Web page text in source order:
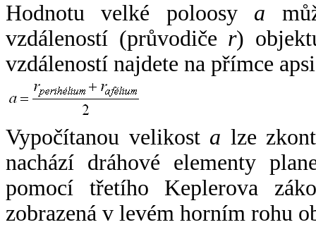
Hodnotu velké poloosy a
vzdáleností (průvodiče r)
vzdáleností najdete na přímce
Vypočítanou velikost a lze
nachází dráhové elementy
pomocí třetího Keplerova
zobrazená v levém horním rohu